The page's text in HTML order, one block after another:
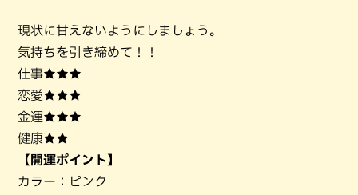
現状に甘えないようにしましょう。
気持ちを引き締めて！！
仕事★★★
恋愛★★★
金運★★★
健康★★
【開運ポイント】
カラー：ピンク